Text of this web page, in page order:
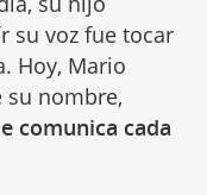
su voz fue tocar
Hoy, Mario
su nombre,
comunica cada